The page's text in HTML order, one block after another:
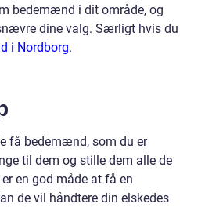
bedemænd i dit område, og
dine valg. Særligt hvis du
i Nordborg.
få bedemænd, som du er
til dem og stille dem alle de
en god måde at få en
de vil håndtere din elskedes